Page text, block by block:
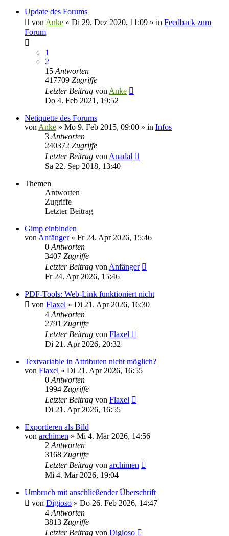
Update des Forums
von Anke » Di 29. Dez 2020, 11:09 » in Feedback zum
Forum
1
2
15 Antworten
417709 Zugriffe
Letzter Beitrag von Anke
Do 4. Feb 2021, 19:52
Netiquette des Forums
von Anke » Mo 9. Feb 2015, 09:00 » in Infos
3 Antworten
240372 Zugriffe
Letzter Beitrag von Anadal
Sa 22. Sep 2018, 13:40
Themen
Antworten
Zugriffe
Letzter Beitrag
Gimp einbinden
von Anfänger» Fr 24. Apr 2026, 15:46
0 Antworten
3407 Zugriffe
Letzter Beitrag von Anfänger
Fr 24. Apr 2026, 15:46
PDF-Tools: Web-Link funktioniert nicht
von Flaxel » Di 21. Apr 2026, 16:30
4 Antworten
2791 Zugriffe
Letzter Beitrag von Flaxel
Di 21. Apr 2026, 20:32
Textvariable in Attributen nicht möglich?
von Flaxel » Di 21. Apr 2026, 16:55
0 Antworten
1994 Zugriffe
Letzter Beitrag von Flaxel
Di 21. Apr 2026, 16:55
Exportieren als Bild
von archimen » Mi 4. Mär 2026, 14:56
2 Antworten
3168 Zugriffe
Letzter Beitrag von archimen
Mi 4. Mär 2026, 19:04
Umbruch mit anschließender Überschrift
von Digioso » Do 26. Feb 2026, 14:47
4 Antworten
3813 Zugriffe
Letzter Beitrag von Digioso